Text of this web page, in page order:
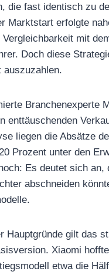
die fast identisch zu
Marktstart erfolgte
mit
Doch diese
auszuzahlen.
Branchenexperte
enttäuschenden
liegen die Absätze
Prozent unter den
Es deutet sich an,
abschneiden
Hauptgründe gilt das
Xiaomi
etwa die